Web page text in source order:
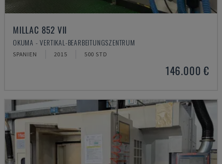
MILLAC 852 VII
OKUMA - VERTIKAL-BEARBEITUNGSZENTRUM
SPANIEN 2015 500 STD
146.000 €